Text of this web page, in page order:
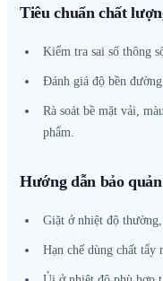
Tiêu chuẩn chất
Kiểm tra sai số thông
Đánh giá độ bền
Rà soát bề mặt vải,
phẩm.
Hướng dẫn bảo quản
Giặt ở nhiệt độ
Hạn chế dùng chất tẩy